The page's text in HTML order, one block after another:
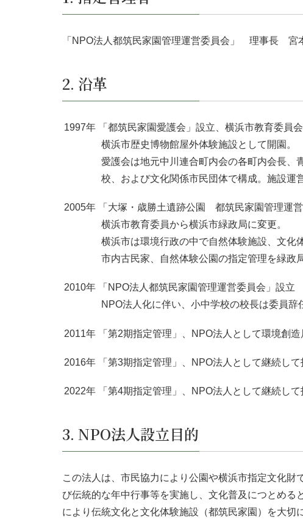
「NPO法人都筑民家園管理運営委員会」 理事長
2. 沿革
1997年 「都筑民家園愛護会」設立、横浜市教育委員
横浜市歴史博物館屋外体験施設として開園。
愛護会は地元中川連合町内会の各町内会長、
校、および文化関係市民団体で構成。施設運
2005年 「大塚・歳勝土遺跡公園 都筑民家園管理運営
横浜市教育委員から横浜市緑政局に変更。
横浜市は環境行政の中で自然体験施設、文化
市内古民家、自然体験公園の指定管理を緑政
2010年 「NPO法人都筑民家園管理運営委員会」設立
NPO法人化に伴い、小中学校の校長は委員辞
2011年 「第2期指定管理」、NPO法人として環境創造
2016年 「第3期指定管理」、NPO法人として継続して
2022年 「第4期指定管理」、NPO法人として継続して
3. NPO法人設立目的
この法人は、市民協力により公園や横浜市指定文化財
び伝統的な年中行事等を実施し、文化普及につとめる
により伝統文化と文化体験施設（都筑民家園）を大切